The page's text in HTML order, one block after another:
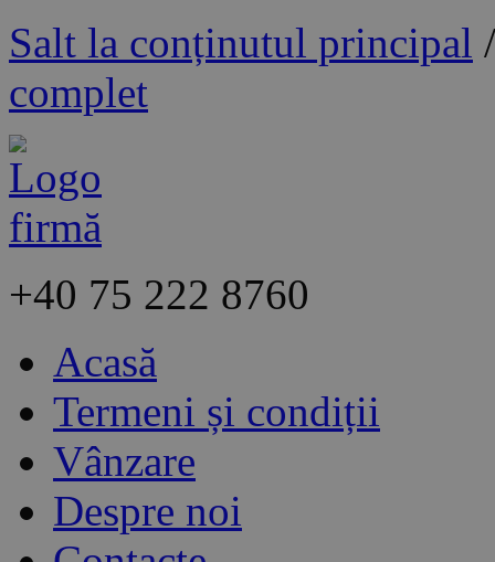
Salt la conținutul principal
complet
+40 75 222 8760
Acasă
Termeni și condiții
Vânzare
Despre noi